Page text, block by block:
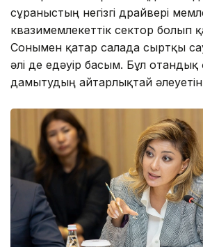
сұраныстың негізгі драйвері
квазимемлекеттік сектор болып
Сонымен қатар салада сыртқы
әлі де едәуір басым. Бұл отандық
дамытудың айтарлықтай әлеуетін